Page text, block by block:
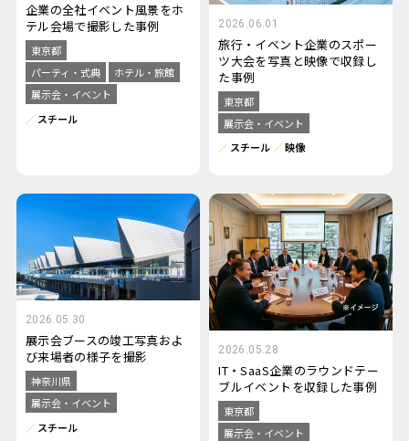
企業の全社イベント風景をホ
テル会場で撮影した事例
東京都
パーティ・式典
ホテル・旅館
展示会・イベント
スチール
2026.06.01
旅行・イベント企業のスポー
ツ大会を写真と映像で収録し
た事例
東京都
展示会・イベント
スチール
映像
2026.05.30
展示会ブースの竣工写真およ
び来場者の様子を撮影
神奈川県
展示会・イベント
スチール
2026.05.28
IT・SaaS企業のラウンドテー
ブルイベントを収録した事例
東京都
展示会・イベント